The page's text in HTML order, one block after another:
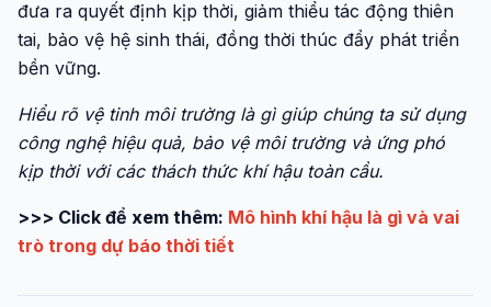
đưa ra quyết định kịp thời, giảm thiểu tác động thiên
tai, bảo vệ hệ sinh thái, đồng thời thúc đẩy phát triển
bền vững.
Hiểu rõ vệ tinh môi trường là gì giúp chúng ta sử dụng
công nghệ hiệu quả, bảo vệ môi trường và ứng phó
kịp thời với các thách thức khí hậu toàn cầu.
>>> Click để xem thêm: Mô hình khí hậu là gì và vai
trò trong dự báo thời tiết